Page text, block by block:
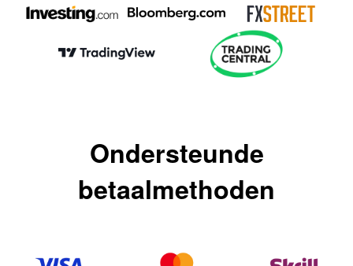
Ondersteunde
betaalmethoden